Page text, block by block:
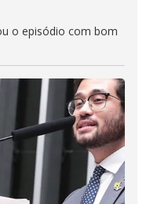
o episódio com bom